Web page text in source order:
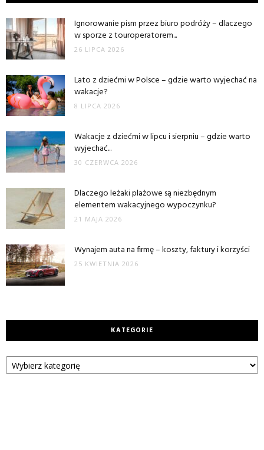
Ignorowanie pism przez biuro podróży – dlaczego
w sporze z touroperatorem...
26 LIPCA 2026
Lato z dziećmi w Polsce – gdzie warto wyjechać na
wakacje?
8 LIPCA 2026
Wakacje z dziećmi w lipcu i sierpniu – gdzie warto
wyjechać...
30 CZERWCA 2026
Dlaczego leżaki plażowe są niezbędnym
elementem wakacyjnego wypoczynku?
21 MAJA 2026
Wynajem auta na firmę – koszty, faktury i korzyści
25 KWIETNIA 2026
KATEGORIE
Kategorie